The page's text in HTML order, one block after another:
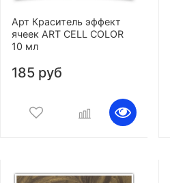
Арт Краситель эффект
ячеек ART CELL COLOR
10 мл
185 руб